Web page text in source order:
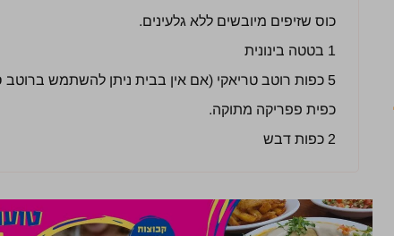
כוס שזיפים מיובשים ללא גלעינים.
1 בטטה בינונית
5 כפות רוטב טריאקי (אם אין בבית ניתן להשתמש ברוטב סויה תבלון)
כפית פפריקה מתוקה.
2 כפות דבש